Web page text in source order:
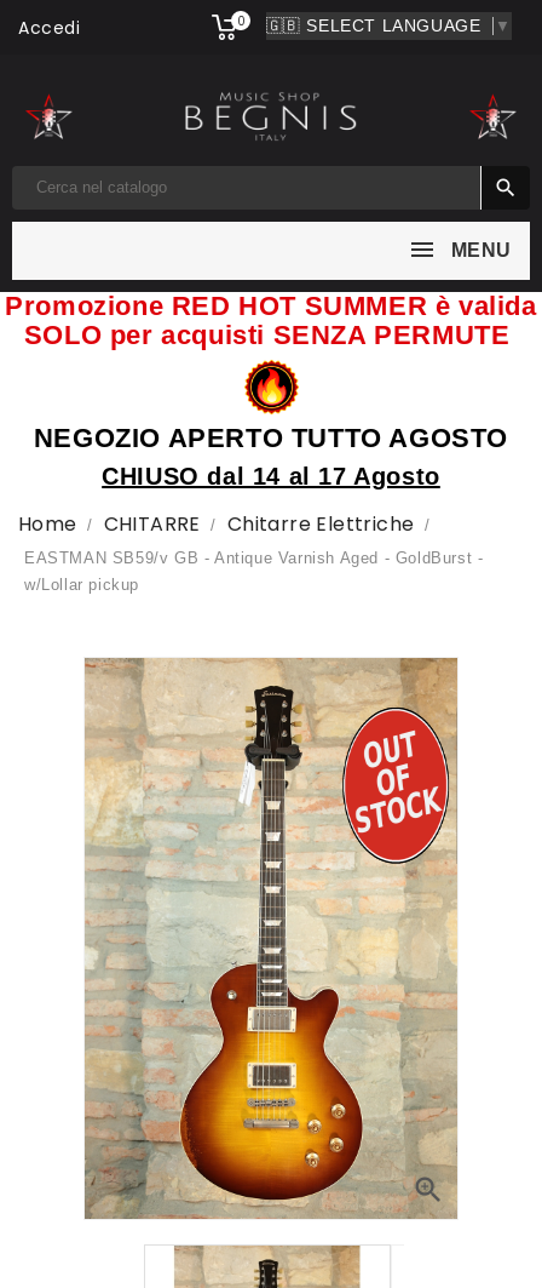
▼
Accedi 0

MENU
Promozione RED HOT SUMMER è valida
SOLO per acquisti SENZA PERMUTE
NEGOZIO APERTO TUTTO AGOSTO
CHIUSO dal 14 al 17 Agosto
Home CHITARRE Chitarre Elettriche
EASTMAN SB59/v GB - Antique Varnish Aged - GoldBurst -
w/Lollar pickup
